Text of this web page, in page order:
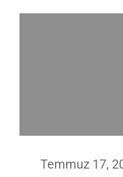
Temmuz 17,